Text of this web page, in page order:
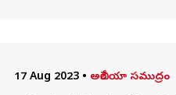
17 Aug 2023 • అరేబియా సముద్రం